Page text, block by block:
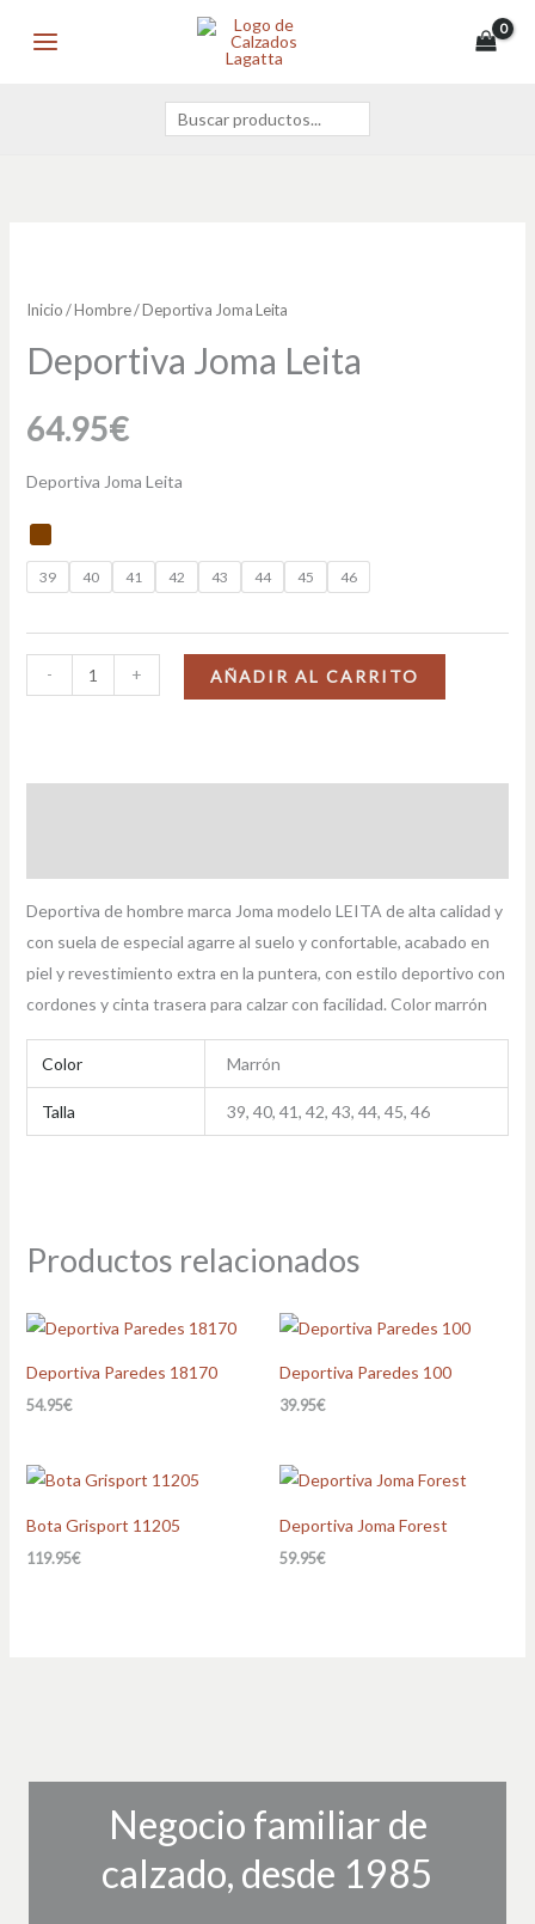
Buscar
Inicio/Hombre/ Deportiva Joma Leita
Deportiva Joma Leita
64.95€
Deportiva Joma Leita
39 40 41 42 43 44 45 46
-
Leita
+ AÑADIR AL CARRITO
Deportiva de hombre marca Joma modelo LEITA de alta calidad y
con suela de especial agarre al suelo y confortable, acabado en
piel y revestimiento extra en la puntera, con estilo deportivo con
cordones y cinta trasera para calzar con facilidad. Color marrón
Color Marrón
Talla 39, 40, 41, 42, 43, 44, 45, 46
Productos relacionados
Deportiva Paredes 18170
54.95€
Deportiva Paredes 100
39.95€
Bota Grisport 11205
119.95€
Deportiva Joma Forest
59.95€
Negocio familiar de
calzado, desde 1985